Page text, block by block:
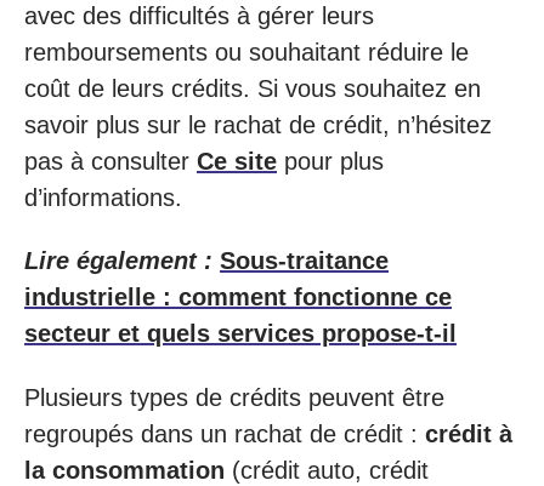
avec des difficultés à gérer leurs
remboursements ou souhaitant réduire le
coût de leurs crédits. Si vous souhaitez en
savoir plus sur le rachat de crédit, n’hésitez
pas à consulter Ce site pour plus
d’informations.
Lire également : Sous-traitance
industrielle : comment fonctionne ce
secteur et quels services propose-t-il
Plusieurs types de crédits peuvent être
regroupés dans un rachat de crédit : crédit à
la consommation (crédit auto, crédit